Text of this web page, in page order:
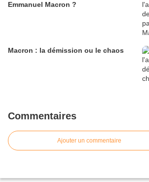
Emmanuel Macron ?
Macron : la démission ou le chaos
Commentaires
Ajouter un commentaire